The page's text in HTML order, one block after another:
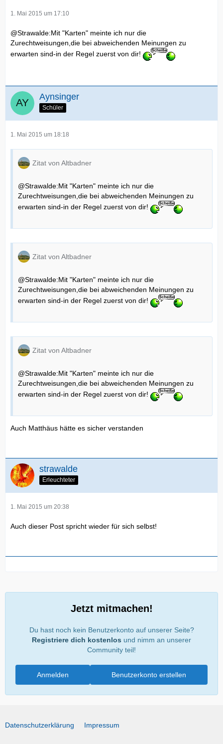
1. Mai 2015 um 17:10
@Strawalde:Mit "Karten" meinte ich nur die
Zurechtweisungen,die bei abweichenden Meinungen zu
erwarten sind-in der Regel zuerst von dir!
Aynsinger
Schüler
1. Mai 2015 um 18:18
Zitat von Altbadner
@Strawalde:Mit "Karten" meinte ich nur die
Zurechtweisungen,die bei abweichenden Meinungen zu
erwarten sind-in der Regel zuerst von dir!
Zitat von Altbadner
@Strawalde:Mit "Karten" meinte ich nur die
Zurechtweisungen,die bei abweichenden Meinungen zu
erwarten sind-in der Regel zuerst von dir!
Zitat von Altbadner
@Strawalde:Mit "Karten" meinte ich nur die
Zurechtweisungen,die bei abweichenden Meinungen zu
erwarten sind-in der Regel zuerst von dir!
Auch Matthäus hätte es sicher verstanden
strawalde
Erleuchteter
1. Mai 2015 um 20:38
Auch dieser Post spricht wieder für sich selbst!
Jetzt mitmachen!
Du hast noch kein Benutzerkonto auf unserer Seite?
Registriere dich kostenlos und nimm an unserer
Community teil!
Benutzerkonto erstellen
Anmelden
Datenschutzerklärung Impressum